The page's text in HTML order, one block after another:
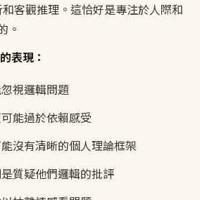
客觀推理。這恰好是專注於人際和
。
表現：
忽視邏輯問題
可能過於依賴感受
能沒有清晰的個人理論框架
是質疑他們邏輯的批評